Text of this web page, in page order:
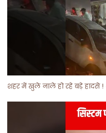
शहर में खुले नाले हो रहे बड़े